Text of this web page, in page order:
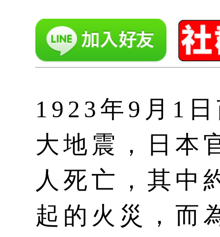
1923年9月1
大地震，日本
人死亡，其中
起的火災，而